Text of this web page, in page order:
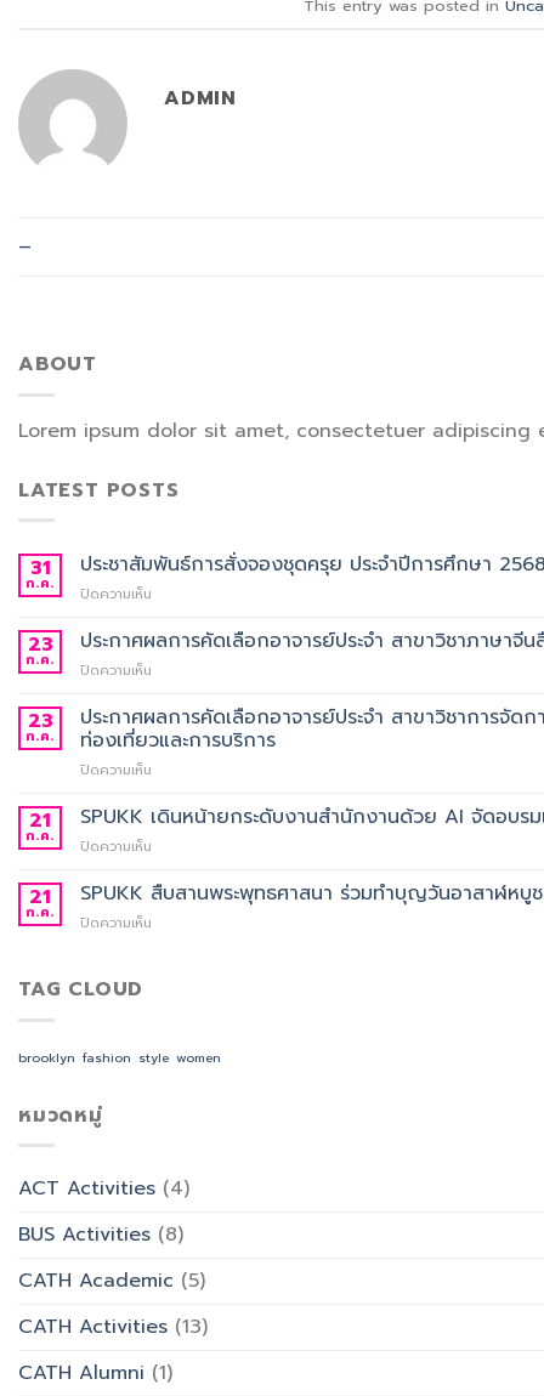
This entry was posted in
ADMIN
–
ABOUT
Lorem ipsum dolor sit amet, consectetuer
LATEST POSTS
31
ก.ค.
ประชาสัมพันธ์การสั่งจองชุดครุย ประจำปีการศึกษา
ปิดความเห็น
การ
ครุย
ประจำ
2568
23
ก.ค.
ประกาศผลการคัดเลือกอาจารย์ประจำ สาขาวิชาภาษา
ปิดความเห็น
ผล
การ
คัด
ประจำ
จีน
23
ก.ค.
ประกาศผลการคัดเลือกอาจารย์ประจำ สาขาวิชาการจั
ท่องเที่ยวและการบริการ
ปิดความเห็น
ผล
อาจารย์
การ
วิทยาลัย
การ
บิน
การ
เที่ยว
การ
21
ก.ค.
SPUKK เดินหน้ายกระดับงานสำนักงานด้วย AI จัดอบ
ปิดความเห็น
เดิน
จัด
Office
Work
AI”
21
ก.ค.
SPUKK สืบสานพระพุทธศาสนา ร่วมทำบุญวันอาสาฬหบู
ปิดความเห็น
วัน
ผู้
ตั้ง
TAG CLOUD
brooklyn fashion style women
หมวดหมู่
ACT Activities (4)
BUS Activities (8)
CATH Academic (5)
CATH Activities (13)
CATH Alumni (1)